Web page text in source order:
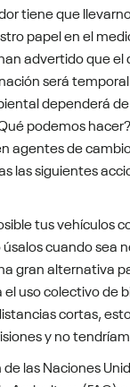
tiene que
papel en el
advertido que el
será
dependerá
podemos
agentes de
las siguientes
tus vehículos
cuando sea
gran alternativa
el uso colectivo de
cortas,
y no
las Naciones